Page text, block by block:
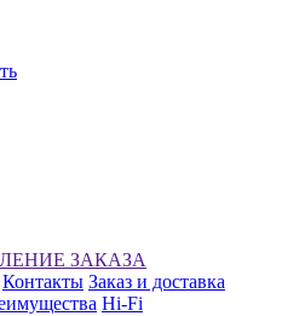
ЗАКАЗА
Контакты Заказ и доставка
Hi-Fi